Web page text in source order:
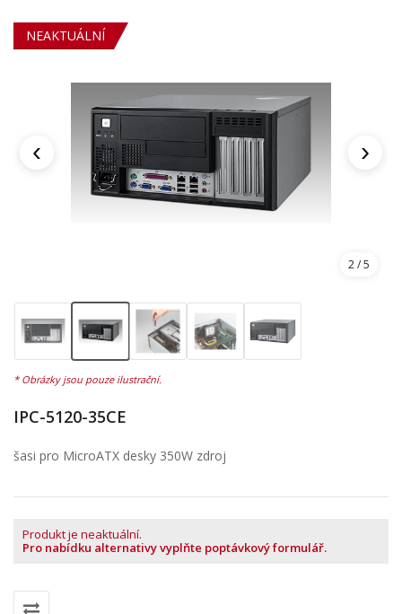
NEAKTUÁLNÍ
‹ ›
2/ 5
IPC-5120-35CE
šasi pro MicroATX desky 350W zdroj
Produkt je neaktuální.
Pro nabídku alternativy vyplňte poptávkový formulář.